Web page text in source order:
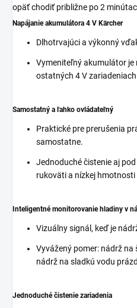
opäť chodiť približne po 2
Napájanie akumulátora 4 V Kärcher
Dlhotrvajúci a výkonný
Vymeniteľný akumulátor je
ostatných 4 V
Samostatný a ľahko ovládateľný
Praktické pre prerušenia
samostatne.
Jednoduché čistenie aj
rukoväti a nízkej hmotnosti
Inteligentné monitorovanie hladiny v
Vizuálny signál, keď je
Vyvážený pomer: nádrž na
nádrž na sladkú vodu
Jednoduché čistenie zariadenia